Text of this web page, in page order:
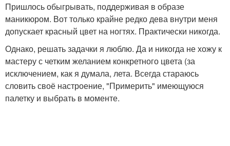
Пришлось обыгрывать, поддерживая в образе
маникюром. Вот только крайне редко дева внутри меня
допускает красный цвет на ногтях. Практически никогда.
Однако, решать задачки я люблю. Да и никогда не хожу к
мастеру с четким желанием конкретного цвета (за
исключением, как я думала, лета. Всегда стараюсь
словить своё настроение, "Примерить" имеющуюся
палетку и выбрать в моменте.